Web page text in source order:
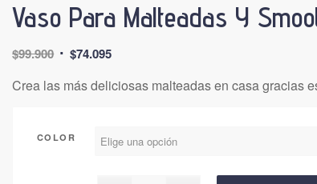
Vaso Para Malteadas Y
$99.900 El
original
$74.095El
actual
Crea las más deliciosas malteadas en casa gracias
COLOR